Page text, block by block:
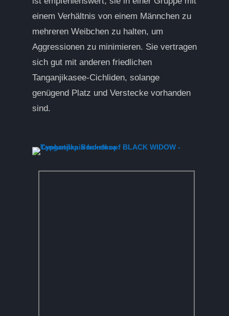
einem Verhältnis von einem Männchen zu
mehreren Weibchen zu halten, um
Aggressionen zu minimieren. Sie vertragen
sich gut mit anderen friedlichen
Tanganjikasee-Cichliden, solange
genügend Platz und Verstecke vorhanden
sind.